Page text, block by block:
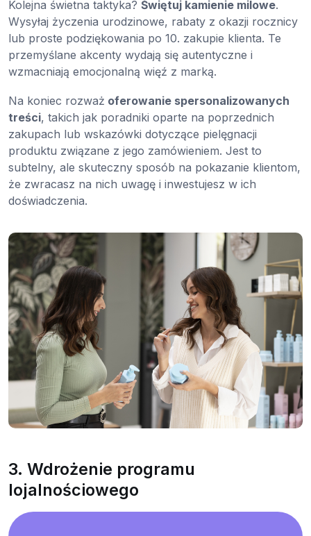
Kolejna świetna taktyka? Świętuj kamienie milowe.
Wysyłaj życzenia urodzinowe, rabaty z okazji rocznicy
lub proste podziękowania po 10. zakupie klienta. Te
przemyślane akcenty wydają się autentyczne i
wzmacniają emocjonalną więź z marką.
Na koniec rozważ oferowanie spersonalizowanych
treści, takich jak poradniki oparte na poprzednich
zakupach lub wskazówki dotyczące pielęgnacji
produktu związane z jego zamówieniem. Jest to
subtelny, ale skuteczny sposób na pokazanie klientom,
że zwracasz na nich uwagę i inwestujesz w ich
doświadczenia.
3. Wdrożenie programu
lojalnościowego